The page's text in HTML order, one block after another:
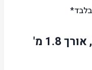
כבל אודיו 3.5 סטריאו ז-ז, אורך 1.8 מ'